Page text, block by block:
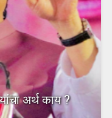
अर्थ काय ?